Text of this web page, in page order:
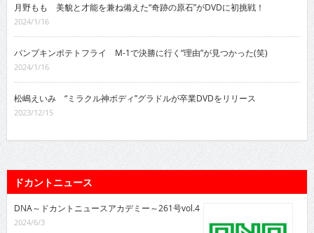
月野もも 美貌と才能を兼ね備えた“奇跡の原石”がDVDに初挑戦！
2024/1/16
パンプキンポテトフライ M-1で決勝に行く“理由”が見つかった(笑)
2024/1/16
松嶋えいみ “ミラクル神ボディ”グラドルが卒業DVDをリリース
2023/12/15
ドカントニュース
DNA～ドカントニュースアカデミー～261号vol.4
2024/6/3